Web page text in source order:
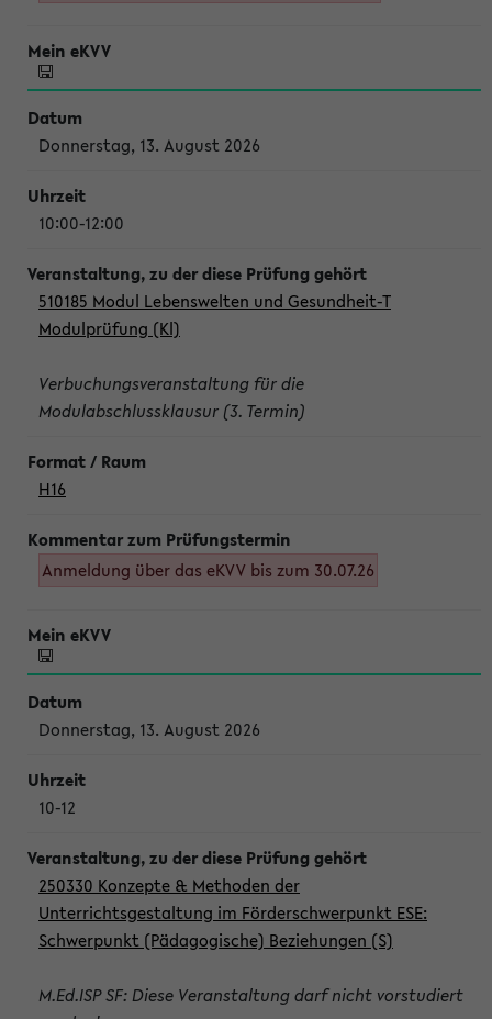
Donnerstag, 13. August 2026
10:00-12:00
510185 Modul Lebenswelten und Gesundheit-T
Modulprüfung (Kl)
Verbuchungsveranstaltung für die
Modulabschlussklausur (3. Termin)
H16
Anmeldung über das eKVV bis zum 30.07.26
Donnerstag, 13. August 2026
10-12
250330 Konzepte & Methoden der
Unterrichtsgestaltung im Förderschwerpunkt ESE:
Schwerpunkt (Pädagogische) Beziehungen (S)
M.Ed.ISP SF: Diese Veranstaltung darf nicht vorstudiert